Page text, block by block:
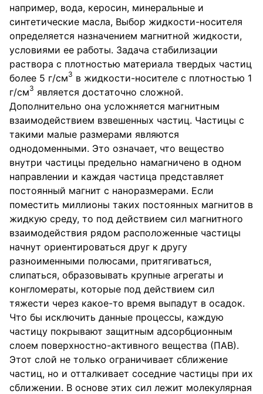
например, вода, керосин, минеральные и
синтетические масла, Выбор жидкости-носителя
определяется назначением магнитной жидкости,
условиями ее работы. Задача стабилизации
раствора с плотностью материала твердых частиц
более 5 г/см3 в жидкости-носителе с плотностью 1
г/см3 является достаточно сложной.
Дополнительно она усложняется магнитным
взаимодействием взвешенных частиц. Частицы с
такими малые размерами являются
однодоменными. Это означает, что вещество
внутри частицы предельно намагничено в одном
направлении и каждая частица представляет
постоянный магнит с наноразмерами. Если
поместить миллионы таких постоянных магнитов в
жидкую среду, то под действием сил магнитного
взаимодействия рядом расположенные частицы
начнут ориентироваться друг к другу
разноименными полюсами, притягиваться,
слипаться, образовывать крупные агрегаты и
конгломераты, которые под действием сил
тяжести через какое-то время выпадут в осадок.
Что бы исключить данные процессы, каждую
частицу покрывают защитным адсорбционным
слоем поверхностно-активного вещества (ПАВ).
Этот слой не только ограничивает сближение
частиц, но и отталкивает соседние частицы при их
сближении. В основе этих сил лежит молекулярная